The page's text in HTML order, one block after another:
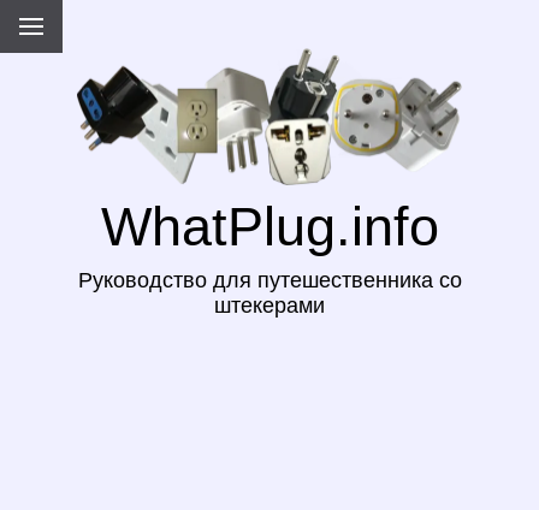
WhatPlug.info
Руководство для путешественника со
штекерами